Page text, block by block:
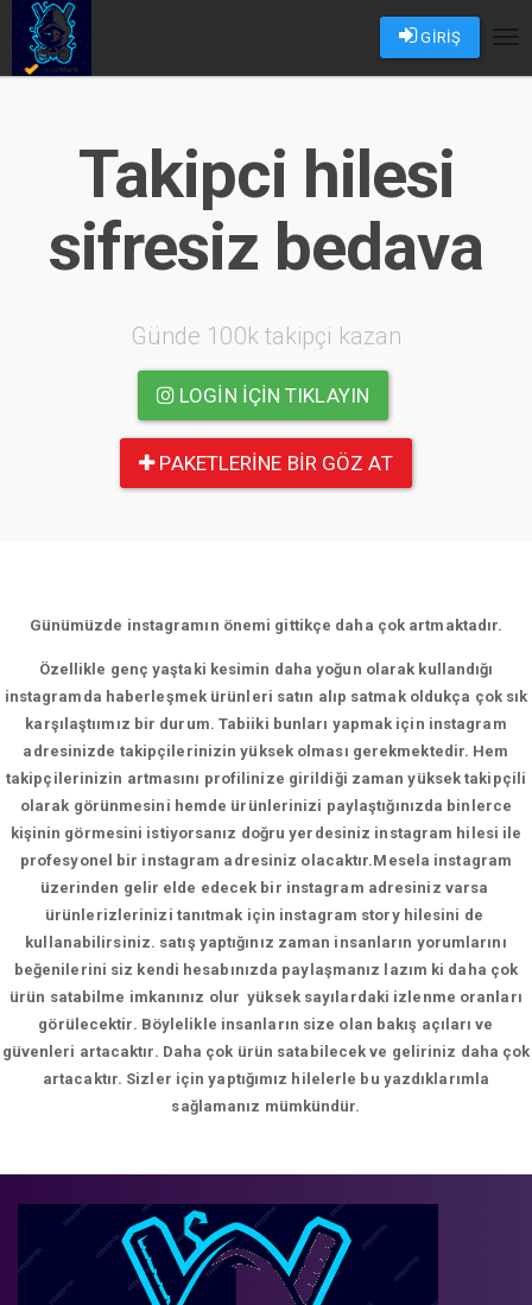
GİRİŞ
Takipci hilesi
sifresiz bedava
Günde 100k takipçi kazan
LOGIN IÇIN TIKLAYIN
PAKETLERINE BIR GÖZ AT
Günümüzde instagramın önemi gittikçe daha çok artmaktadır.
Özellikle genç yaştaki kesimin daha yoğun olarak kullandığı
instagramda haberleşmek ürünleri satın alıp satmak oldukça çok sık
karşılaştıımız bir durum. Tabiiki bunları yapmak için instagram
adresinizde takipçilerinizin yüksek olması gerekmektedir. Hem
takipçilerinizin artmasını profilinize girildiği zaman yüksek takipçili
olarak görünmesini hemde ürünlerinizi paylaştığınızda binlerce
kişinin görmesini istiyorsanız doğru yerdesiniz instagram hilesi ile
profesyonel bir instagram adresiniz olacaktır.Mesela instagram
üzerinden gelir elde edecek bir instagram adresiniz varsa
ürünlerizlerinizi tanıtmak için instagram story hilesini de
kullanabilirsiniz. satış yaptığınız zaman insanların yorumlarını
beğenilerini siz kendi hesabınızda paylaşmanız lazım ki daha çok
ürün satabilme imkanınız olur yüksek sayılardaki izlenme oranları
görülecektir. Böylelikle insanların size olan bakış açıları ve
güvenleri artacaktır. Daha çok ürün satabilecek ve geliriniz daha çok
artacaktır. Sizler için yaptığımız hilelerle bu yazdıklarımla
sağlamanız mümkündür.